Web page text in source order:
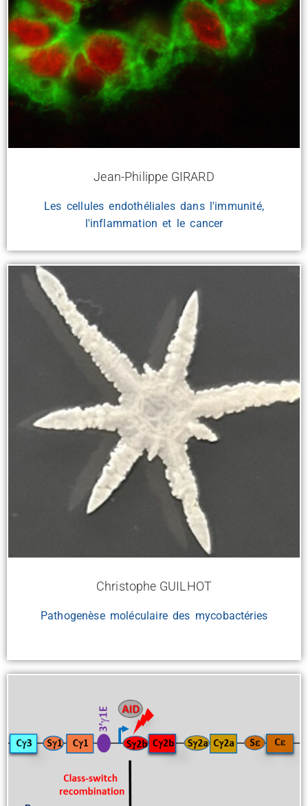
Jean-Philippe GIRARD
Les cellules endothéliales dans l'immunité,
l'inflammation et le cancer
Christophe GUILHOT
Pathogenèse moléculaire des mycobactéries